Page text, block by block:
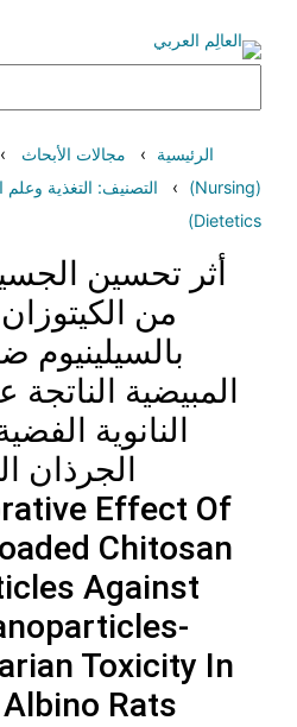
المحتوى
الرئيسية مجالات الأبحاث
(Nursing)
Dietetics)
أثر تحسين
من
بالسيلينيوم
المبيضية
النانوية
الجرذان
Effect Of
Chitosan
Against
Toxicity In
Rats